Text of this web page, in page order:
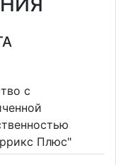
с
Плюс"